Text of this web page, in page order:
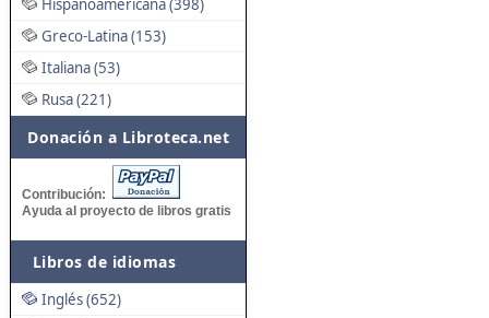
Hispanoamericana (398)
Greco-Latina (153)
Italiana (53)
Rusa (221)
Donación a Libroteca.net
Contribución:
Ayuda al proyecto de libros gratis
Libros de idiomas
Inglés (652)